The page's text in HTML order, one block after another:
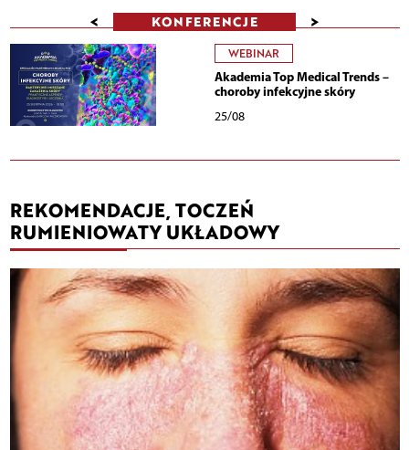
< KONFERENCJE >
WEBINAR
Akademia Top Medical Trends –
choroby infekcyjne skóry
25/08
REKOMENDACJE, TOCZEŃ
RUMIENIOWATY UKŁADOWY